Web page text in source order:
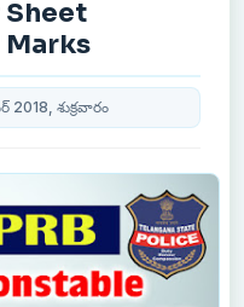
2018, శుక్రవారం